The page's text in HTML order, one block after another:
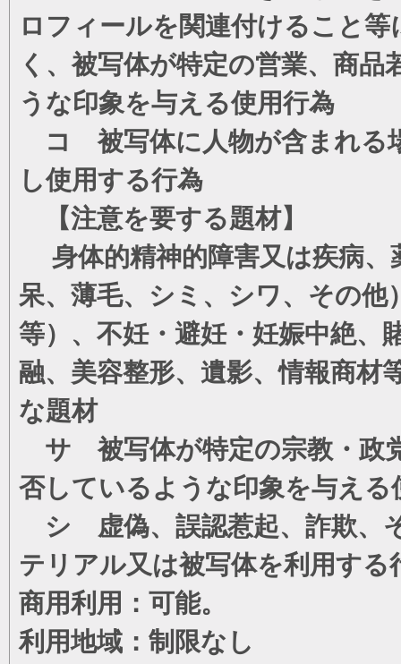
ロフィールを関連付けること
く、被写体が特定の営業、商
うな印象を与える使用行為
コ 被写体に人物が含まれる
し使用する行為
【注意を要する題材】
身体的精神的障害又は疾病、
呆、薄毛、シミ、シワ、その他
等）、不妊・避妊・妊娠中絶、
融、美容整形、遺影、情報商材
な題材
サ 被写体が特定の宗教・政
否しているような印象を与える
シ 虚偽、誤認惹起、詐欺、
テリアル又は被写体を利用する
商用利用：可能。
利用地域：制限なし